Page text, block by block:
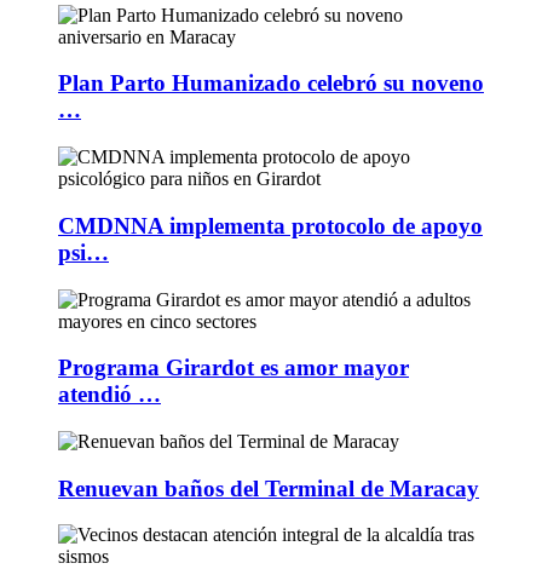
Plan Parto Humanizado celebró su noveno
…
CMDNNA implementa protocolo de apoyo
psi…
Programa Girardot es amor mayor
atendió …
Renuevan baños del Terminal de Maracay